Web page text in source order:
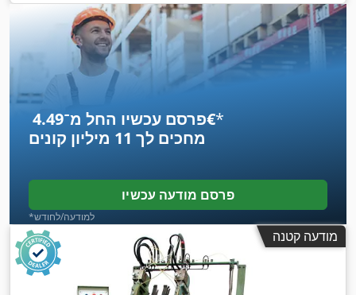
פרסם עכשיו החל מ־‏4.49 ‏€*
מחכים לך 11 מיליון קונים
פרסם מודעה עכשיו
*למודעה/לחודש
מודעה קטנה